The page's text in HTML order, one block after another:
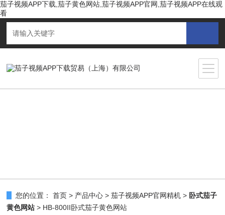
茄子视频APP下载,茄子黄色网站,茄子视频APP官网,茄子视频APP在线观
看
您的位置： 首页 > 产品中心 >茄子视频APP官网精机 > 卧式茄子
黄色网站 > HB-800II卧式茄子黄色网站